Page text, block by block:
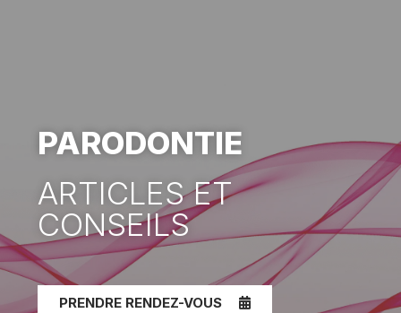
PARODONTIE
ARTICLES ET
CONSEILS
PRENDRE RENDEZ-VOUS